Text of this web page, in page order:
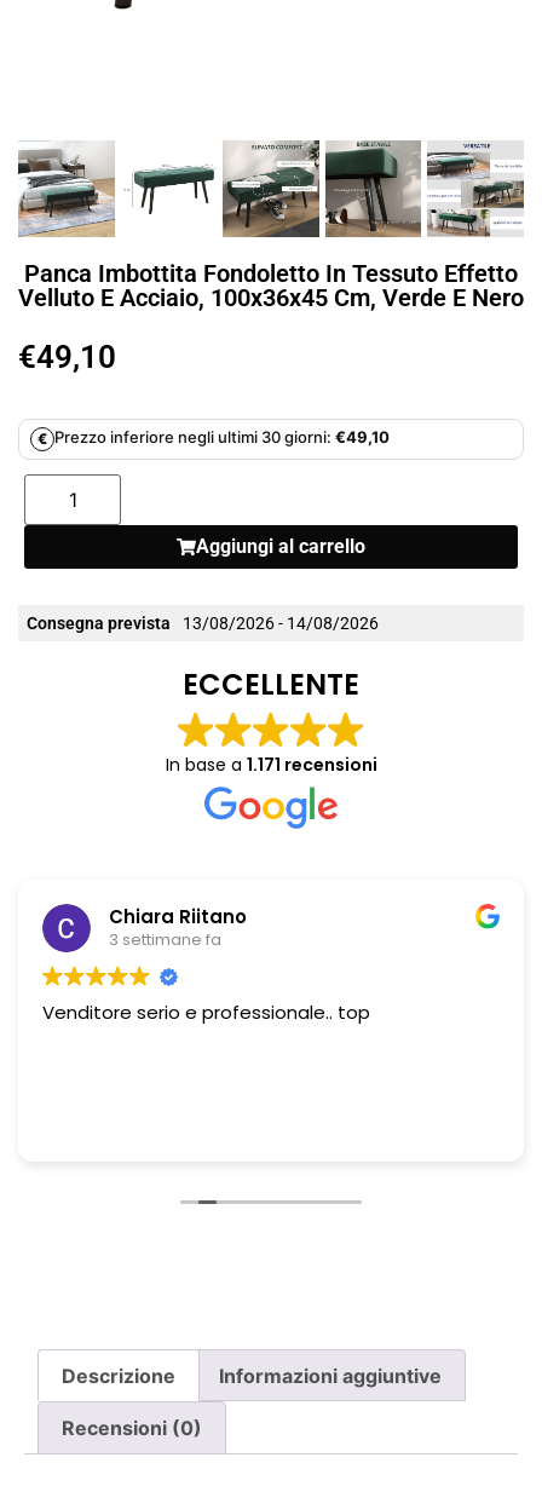
Panca Imbottita Fondoletto In Tessuto Effetto
Velluto E Acciaio, 100x36x45 Cm, Verde E Nero
€49,10
€ Prezzo inferiore negli ultimi 30 giorni: €49,10
Aggiungi al carrello
Consegna prevista 13/08/2026 - 14/08/2026
ECCELLENTE
In base a 1.171 recensioni
Chiara Riitano
3 settimane fa
Venditore serio e professionale.. top
Descrizione Informazioni aggiuntive
Recensioni (0)